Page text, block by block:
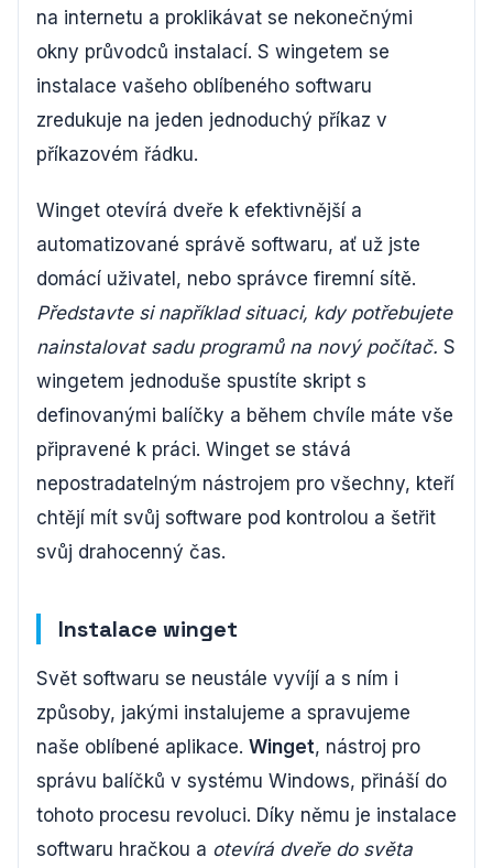
na internetu a proklikávat se nekonečnými
okny průvodců instalací. S wingetem se
instalace vašeho oblíbeného softwaru
zredukuje na jeden jednoduchý příkaz v
příkazovém řádku.
Winget otevírá dveře k efektivnější a
automatizované správě softwaru, ať už jste
domácí uživatel, nebo správce firemní sítě.
Představte si například situaci, kdy potřebujete
nainstalovat sadu programů na nový počítač. S
wingetem jednoduše spustíte skript s
definovanými balíčky a během chvíle máte vše
připravené k práci. Winget se stává
nepostradatelným nástrojem pro všechny, kteří
chtějí mít svůj software pod kontrolou a šetřit
svůj drahocenný čas.
Instalace winget
Svět softwaru se neustále vyvíjí a s ním i
způsoby, jakými instalujeme a spravujeme
naše oblíbené aplikace. Winget, nástroj pro
správu balíčků v systému Windows, přináší do
tohoto procesu revoluci. Díky němu je instalace
softwaru hračkou a otevírá dveře do světa